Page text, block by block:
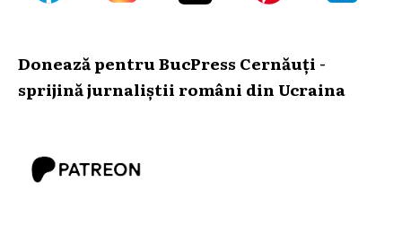
Donează pentru BucPress Cernăuți -
sprijină jurnaliștii români din Ucraina